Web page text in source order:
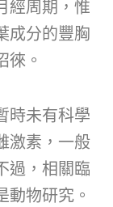
經周期，惟
成分的豐胸
徠。
時未有科學
激素，一般
過，相關臨
動物研究。